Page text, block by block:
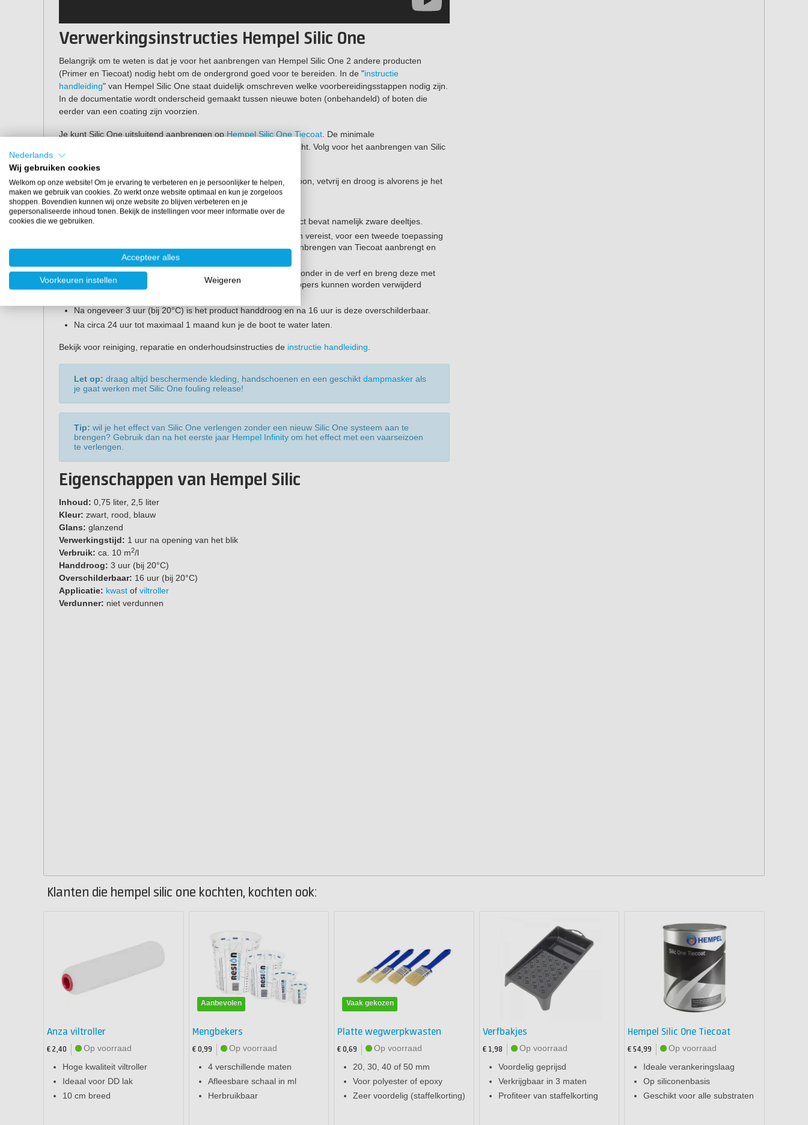
Verwerkingsinstructies Hempel Silic One
Belangrijk om te weten is dat je voor het aanbrengen van Hempel Silic One 2 andere producten
(Primer en Tiecoat) nodig hebt om de ondergrond goed voor te bereiden. In de "instructie
handleiding" van Hempel Silic One staat duidelijk omschreven welke voorbereidingsstappen nodig zijn.
In de documentatie wordt onderscheid gemaakt tussen nieuwe boten (onbehandeld) of boten die
eerder van een coating zijn voorzien.
Je kunt Silic One uitsluitend aanbrengen op Hempel Silic One Tiecoat . De minimale
verwerkingstemperatuur is 10°C. Vermijd werken in direct zonlicht. Volg voor het aanbrengen van Silic
One de volgende stappen:
Zorg er altijd voor dat het oppervlak licht opgeschuurd, schoon, vetvrij en droog is alvorens je het
product gaat aanbrengen.
Behandel het oppervlak goed voor.
Roer de inhoud goed door voor een mooie kleur. Het product bevat namelijk zware deeltjes.
Bij de eerste applicatie van Hempel Silic One zijn twee lagen vereist, voor een tweede toepassing
volstaat één laag. Let op dat je de verf binnen 48 uur na aanbrengen van Tiecoat aanbrengt en
tenminste na 8 uur (bij 20°C).
Giet het product in de verfbak. Dompel roller/kwast volledig onder in de verf en breng deze met
lichte, soepele streken aan voor een volledige dekking. Uitlopers kunnen worden verwijderd
Na ongeveer 3 uur (bij 20°C) is het product handdroog en na 16 uur is deze overschilderbaar.
Na circa 24 uur tot maximaal 1 maand kun je de boot te water laten.
Bekijk voor reiniging, reparatie en onderhoudsinstructies de instructie handleiding.
Let op: draag altijd beschermende kleding, handschoenen en een geschikt dampmasker als
je gaat werken met Silic One fouling release!
Tip: wil je het effect van Silic One verlengen zonder een nieuw Silic One systeem aan te
brengen? Gebruik dan na het eerste jaar Hempel Infinity om het effect met een vaarseizoen
te verlengen.
Eigenschappen van Hempel Silic
Inhoud: 0,75 liter, 2,5 liter
Kleur: zwart, rood, blauw
Glans: glanzend
Verwerkingstijd: 1 uur na opening van het blik
Verbruik: ca. 10 m2/l
Handdroog: 3 uur (bij 20°C)
Overschilderbaar: 16 uur (bij 20°C)
Applicatie: kwast of viltroller
Verdunner: niet verdunnen
Klanten die hempel silic one kochten, kochten ook:
Anza viltroller
€ 2,40
Op voorraad
Hoge kwaliteit viltroller
Ideaal voor DD lak
10 cm breed
Aanbevolen
Mengbekers
€ 0,99
Op voorraad
4 verschillende maten
Afleesbare schaal in ml
Herbruikbaar
Vaak gekozen
Platte wegwerpkwasten
€ 0,69
Op voorraad
20, 30, 40 of 50 mm
Voor polyester of epoxy
Zeer voordelig (staffelkorting)
Verfbakjes
€ 1,98
Op voorraad
Voordelig geprijsd
Verkrijgbaar in 3 maten
Profiteer van staffelkorting
Hempel Silic One Tiecoat
€ 54,99
Op voorraad
Ideale verankeringslaag
Op siliconenbasis
Geschikt voor alle substraten
Nederlands
Wij gebruiken cookies
Welkom op onze website! Om je ervaring te verbeteren en je persoonlijker te helpen,
maken we gebruik van cookies. Zo werkt onze website optimaal en kun je zorgeloos
shoppen. Bovendien kunnen wij onze website zo blijven verbeteren en je
gepersonaliseerde inhoud tonen. Bekijk de instellingen voor meer informatie over de
cookies die we gebruiken.
Accepteer alles
Voorkeuren instellen Weigeren